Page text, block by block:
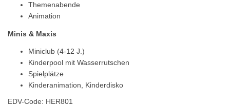
Themenabende
Animation
Minis & Maxis
Miniclub (4-12 J.)
Kinderpool mit Wasserrutschen
Spielplätze
Kinderanimation, Kinderdisko
EDV-Code: HER801